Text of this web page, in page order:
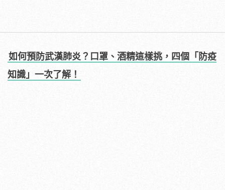
如何預防武漢肺炎？口罩、酒精這樣挑，四個「防疫
知識」一次了解！